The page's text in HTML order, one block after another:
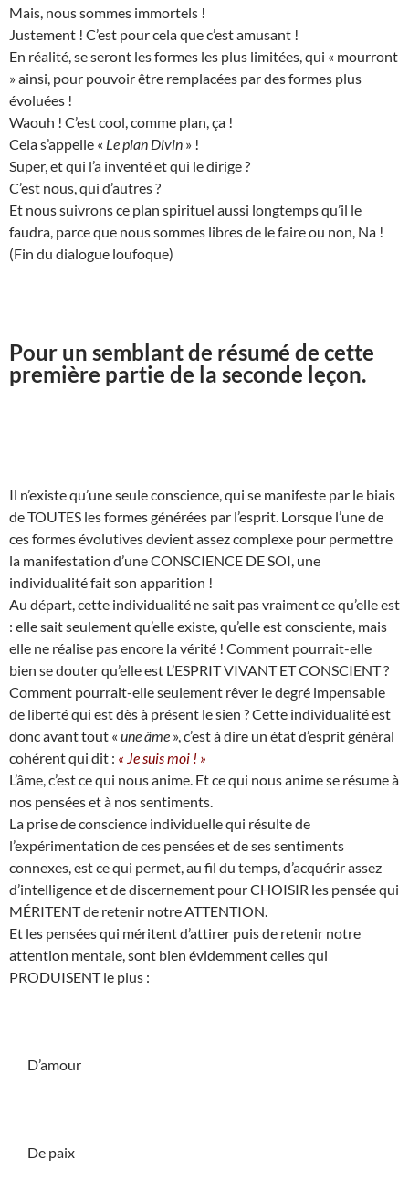
Mais, nous sommes immortels !
Justement ! C’est pour cela que c’est amusant !
En réalité, se seront les formes les plus limitées, qui « mourront
» ainsi, pour pouvoir être remplacées par des formes plus
évoluées !
Waouh ! C’est cool, comme plan, ça !
Cela s’appelle « Le plan Divin » !
Super, et qui l’a inventé et qui le dirige ?
C’est nous, qui d’autres ?
Et nous suivrons ce plan spirituel aussi longtemps qu’il le
faudra, parce que nous sommes libres de le faire ou non, Na !
(Fin du dialogue loufoque)
Pour un semblant de résumé de cette
première partie de la seconde leçon.
Il n’existe qu’une seule conscience, qui se manifeste par le biais
de TOUTES les formes générées par l’esprit. Lorsque l’une de
ces formes évolutives devient assez complexe pour permettre
la manifestation d’une CONSCIENCE DE SOI, une
individualité fait son apparition !
Au départ, cette individualité ne sait pas vraiment ce qu’elle est
: elle sait seulement qu’elle existe, qu’elle est consciente, mais
elle ne réalise pas encore la vérité ! Comment pourrait-elle
bien se douter qu’elle est L’ESPRIT VIVANT ET CONSCIENT ?
Comment pourrait-elle seulement rêver le degré impensable
de liberté qui est dès à présent le sien ? Cette individualité est
donc avant tout « une âme », c’est à dire un état d’esprit général
cohérent qui dit : « Je suis moi ! »
L’âme, c’est ce qui nous anime. Et ce qui nous anime se résume à
nos pensées et à nos sentiments.
La prise de conscience individuelle qui résulte de
l’expérimentation de ces pensées et de ses sentiments
connexes, est ce qui permet, au fil du temps, d’acquérir assez
d’intelligence et de discernement pour CHOISIR les pensée qui
MÉRITENT de retenir notre ATTENTION.
Et les pensées qui méritent d’attirer puis de retenir notre
attention mentale, sont bien évidemment celles qui
PRODUISENT le plus :
D’amour
De paix